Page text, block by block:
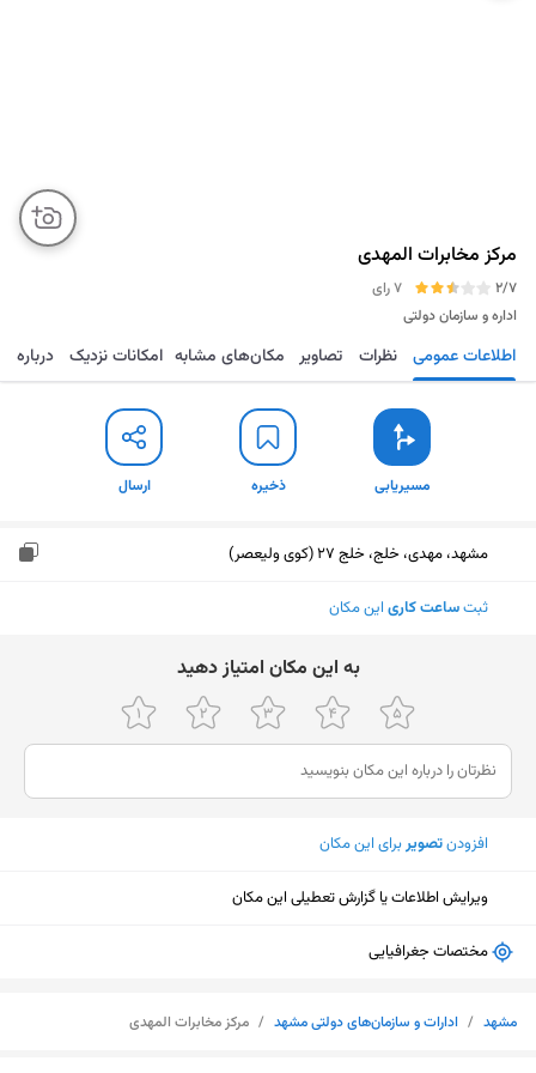
مرکز مخابرات المهدی
2/7
7 رای
اداره و سازمان دولتی
مسیریابی ذخیره ارسال اطلاعات عمومی نظرات تصاویر مکان‌های مشابه امکانات نزدیک درباره
مسیریابی ذخیره ارسال
مشهد، مهدی، خلج، خلج 27 (کوی ولیعصر)
ثبتساعت کاری این مکان
ﺑﻪ اﯾﻦ ﻣﮑﺎن اﻣﺘﯿﺎز دﻫﯿﺪ
افزودنتصویربرای این مکان
ویرایش اطلاعات یا گزارش تعطیلی این مکان
مختصات جغرافیایی
مشهد / ادارات و سازمان‌های دولتی مشهد / مرکز مخابرات المهدینمایش نقشه